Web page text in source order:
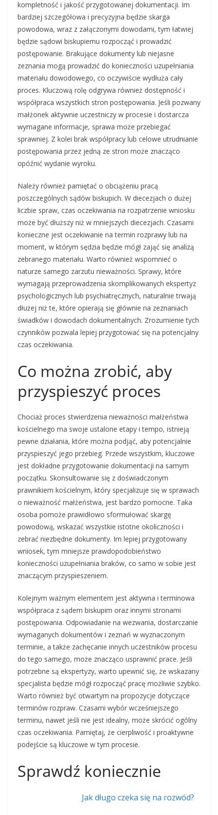
kompletność i jakość przygotowanej dokumentacji. Im
bardziej szczegółowa i precyzyjna będzie skarga
powodowa, wraz z załączonymi dowodami, tym łatwiej
będzie sądowi biskupiemu rozpocząć i prowadzić
postępowanie. Brakujące dokumenty lub niejasne
zeznania mogą prowadzić do konieczności uzupełniania
materiału dowodowego, co oczywiście wydłuża cały
proces. Kluczową rolę odgrywa również dostępność i
współpraca wszystkich stron postępowania. Jeśli pozwany
małżonek aktywnie uczestniczy w procesie i dostarcza
wymagane informacje, sprawa może przebiegać
sprawniej. Z kolei brak współpracy lub celowe utrudnianie
postępowania przez jedną ze stron może znacząco
opóźnić wydanie wyroku.
Należy również pamiętać o obciążeniu pracą
poszczególnych sądów biskupich. W diecezjach o dużej
liczbie spraw, czas oczekiwania na rozpatrzenie wniosku
może być dłuższy niż w mniejszych diecezjach. Czasami
konieczne jest oczekiwanie na termin rozprawy lub na
moment, w którym sędzia będzie mógł zająć się analizą
zebranego materiału. Warto również wspomnieć o
naturze samego zarzutu nieważności. Sprawy, które
wymagają przeprowadzenia skomplikowanych ekspertyz
psychologicznych lub psychiatręcznych, naturalnie trwają
dłużej niż te, które opierają się głównie na zeznaniach
świadków i dowodach dokumentalnych. Zrozumienie tych
czynników pozwala lepiej przygotować się na potencjalny
czas oczekiwania.
Co można zrobić, aby
przyspieszyć proces
Chociaż proces stwierdzenia nieważności małżeństwa
kościelnego ma swoje ustalone etapy i tempo, istnieją
pewne działania, które można podjąć, aby potencjalnie
przyspieszyć jego przebieg. Przede wszystkim, kluczowe
jest dokładne przygotowanie dokumentacji na samym
początku. Skonsultowanie się z doświadczonym
prawnikiem kościelnym, który specjalizuje się w sprawach
o nieważność małżeństwa, jest bardzo pomocne. Taka
osoba pomoże prawidłowo sformułować skargę
powodową, wskazać wszystkie istotne okoliczności i
zebrać niezbędne dokumenty. Im lepiej przygotowany
wniosek, tym mniejsze prawdopodobieństwo
konieczności uzupełniania braków, co samo w sobie jest
znaczącym przyspieszeniem.
Kolejnym ważnym elementem jest aktywna i terminowa
współpraca z sądem biskupim oraz innymi stronami
postępowania. Odpowiadanie na wezwania, dostarczanie
wymaganych dokumentów i zeznań w wyznaczonym
terminie, a także zachęcanie innych uczestników procesu
do tego samego, może znacząco usprawnić prace. Jeśli
potrzebne są ekspertyzy, warto upewnić się, że wskazany
specjalista będzie mógł rozpocząć pracę możliwie szybko.
Warto również być otwartym na propozycje dotyczące
terminów rozpraw. Czasami wybór wcześniejszego
terminu, nawet jeśli nie jest idealny, może skrócić ogólny
czas oczekiwania. Pamiętaj, że cierpliwość i proaktywne
podejście są kluczowe w tym procesie.
Sprawdź koniecznie
Jak długo czeka się na rozwód?